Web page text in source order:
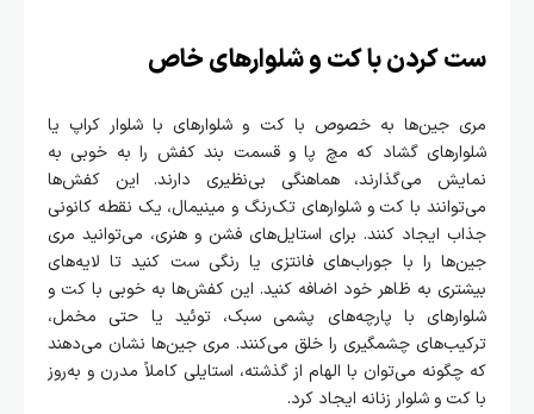
ست کردن با کت و شلوارهای خاص
مری جین‌ها به خصوص با کت و شلوارهای با شلوار کراپ یا
شلوارهای گشاد که مچ پا و قسمت بند کفش را به خوبی به
نمایش می‌گذارند، هماهنگی بی‌نظیری دارند. این کفش‌ها
می‌توانند با کت و شلوارهای تک‌رنگ و مینیمال، یک نقطه کانونی
جذاب ایجاد کنند. برای استایل‌های فشن و هنری، می‌توانید مری
جین‌ها را با جوراب‌های فانتزی یا رنگی ست کنید تا لایه‌های
بیشتری به ظاهر خود اضافه کنید. این کفش‌ها به خوبی با کت و
شلوارهای با پارچه‌های پشمی سبک، توئید یا حتی مخمل،
ترکیب‌های چشمگیری را خلق می‌کنند. مری جین‌ها نشان می‌دهند
که چگونه می‌توان با الهام از گذشته، استایلی کاملاً مدرن و به‌روز
با کت و شلوار زنانه ایجاد کرد.